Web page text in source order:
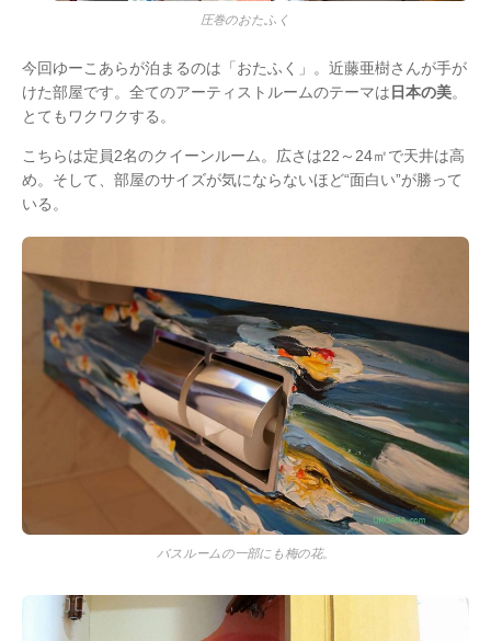
圧巻のおたふく
今回ゆーこあらが泊まるのは「おたふく」。近藤亜樹さんが手が
けた部屋です。全てのアーティストルームのテーマは 日本の美。
とてもワクワクする。
こちらは定員2名のクイーンルーム。広さは22～24㎡で天井は高
め。そして、部屋のサイズが気にならないほど“面白い”が勝って
いる。
バスルームの一部にも梅の花。